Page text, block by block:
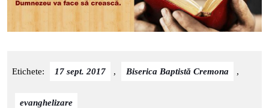
Etichete: 17 sept. 2017 , Biserica Baptistă Cremona ,
evanghelizare